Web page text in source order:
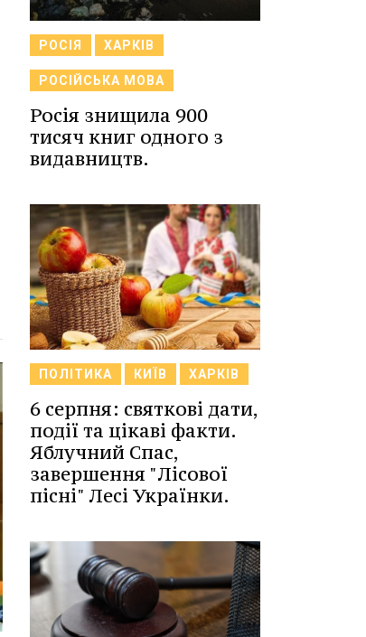
РОСІЯ ХАРКІВ
РОСІЙСЬКА МОВА
Росія знищила 900
тисяч книг одного з
видавництв.
ПОЛІТИКА КИЇВ ХАРКІВ
6 серпня: святкові дати,
події та цікаві факти.
Яблучний Спас,
завершення "Лісової
пісні" Лесі Українки.